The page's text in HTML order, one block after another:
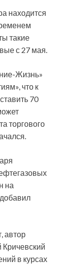
находится
такие
с 27 мая.
Жизнь»
что к
70
торгового
на
автор
в курсах